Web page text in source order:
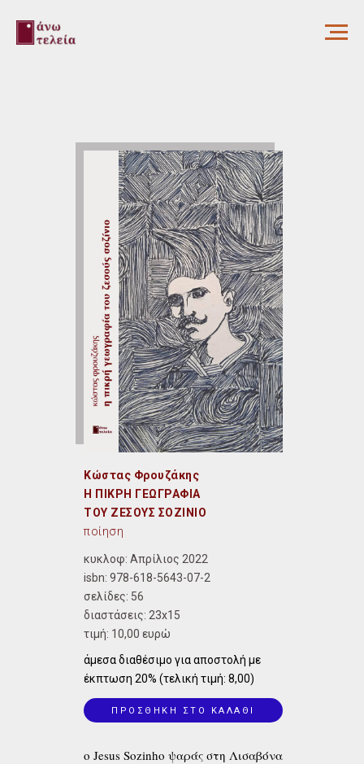
κυκλοφ: Απρίλιος 2022
isbn: 978-618-5643-07-2
σελίδες: 56
διαστάσεις: 23x15
τιμή: 10,00 ευρώ
o Jesus Sozinho ψαράς στη Λισαβόνα
ΠΡΟΣΘΗΚΗ ΣΤΟ ΚΑΛΑΘΙ
Κώστας Φρουζάκης
Η ΠΙΚΡΗ ΓΕΩΓΡΑΦΙΑ
ΤΟΥ ΖΕΣΟΥΣ ΣΟΖΙΝΙΟ
ποίηση
άμεσα διαθέσιμο για αποστολή με
έκπτωση 20% (τελική τιμή: 8,00)